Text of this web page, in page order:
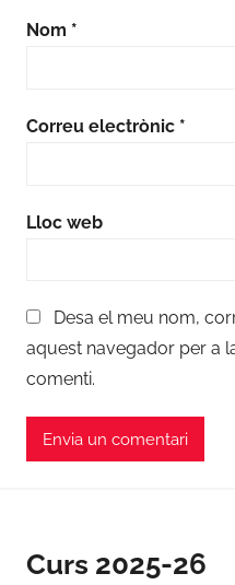
Nom *
Correu electrònic *
Lloc web
Desa el meu nom,
aquest navegador per a
comenti.
Curs 2025-26